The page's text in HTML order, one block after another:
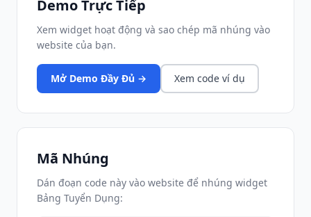
Demo Trực Tiếp
Xem widget hoạt động và sao chép mã nhúng vào
website của bạn.
Mở Demo Đầy Đủ → Xem code ví dụ
Mã Nhúng
Dán đoạn code này vào website để nhúng widget
Bảng Tuyển Dụng: